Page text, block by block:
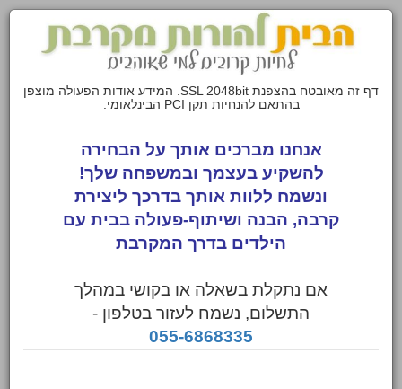
דף זה מאובטח בהצפנת SSL 2048bit. המידע אודות הפעולה מוצפן
בהתאם להנחיות תקן PCI הבינלאומי.
אנחנו מברכים אותך על הבחירה
להשקיע בעצמך ובמשפחה שלך!
ונשמח ללוות אותך בדרכך ליצירת
קרבה, הבנה ושיתוף-פעולה בבית עם
הילדים בדרך המקרבת
אם נתקלת בשאלה או בקושי במהלך
התשלום, נשמח לעזור בטלפון -
055-6868335